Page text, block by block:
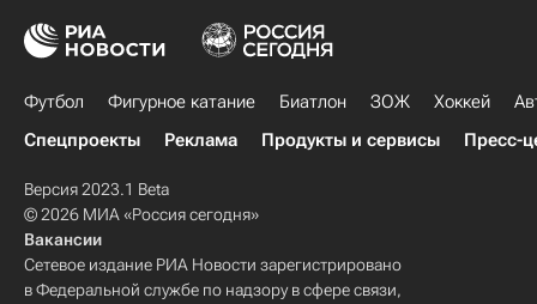
Футбол Фигурное катание Биатлон ЗОЖ Хоккей
Спецпроекты
Реклама Продукты и сервисы Пресс-
Версия 2023.1 Beta
© 2026 МИА «Россия сегодня»
Вакансии
Сетевое издание РИА Новости зарегистрировано
в Федеральной службе по надзору в сфере связи,